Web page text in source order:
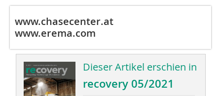
www.chasecenter.at
www.erema.com
Dieser Artikel erschien in
recovery 05/2021